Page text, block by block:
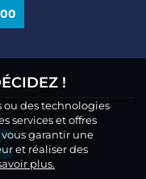
!
ou des technologies
services et offres
vous garantir une
et réaliser des
plus.